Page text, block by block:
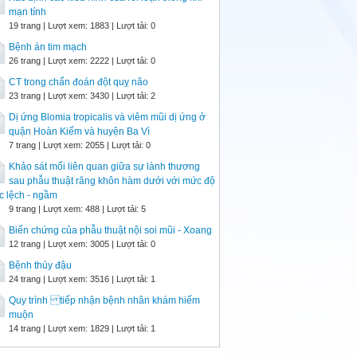
mạn tính
19 trang | Lượt xem: 1883 | Lượt tải: 0
Bệnh án tim mạch
26 trang | Lượt xem: 2222 | Lượt tải: 0
CT trong chẩn đoán đột quỵ não
23 trang | Lượt xem: 3430 | Lượt tải: 2
Dị ứng Blomia tropicalis và viêm mũi dị ứng ở
quận Hoàn Kiếm và huyện Ba Vì
7 trang | Lượt xem: 2055 | Lượt tải: 0
Khảo sát mối liên quan giữa sự lành thương
sau phẫu thuật răng khôn hàm dưới với mức độ
lệch - ngầm
9 trang | Lượt xem: 488 | Lượt tải: 5
Biến chứng của phẫu thuật nội soi mũi - Xoang
12 trang | Lượt xem: 3005 | Lượt tải: 0
Bệnh thủy đậu
24 trang | Lượt xem: 3516 | Lượt tải: 1
Quy trình tiếp nhận bệnh nhân khám hiếm
muộn
14 trang | Lượt xem: 1829 | Lượt tải: 1